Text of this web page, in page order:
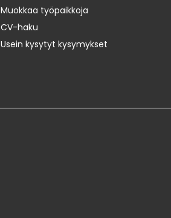
Muokkaa työpaikkoja
CV-haku
Usein kysytyt kysymykset